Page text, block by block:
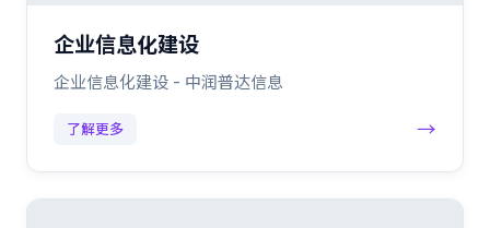
企业信息化建设
企业信息化建设 - 中润普达信息
了解更多 →